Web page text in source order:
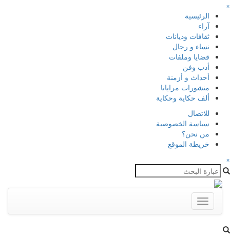
×
الرئيسية
آراء
ثقافات وديانات
نساء و رجال
قضايا وملفات
أدب وفن
أحداث و أزمنة
منشورات مرايانا
ألف حكاية وحكاية
للاتصال
سياسة الخصوصية
من نحن؟
خريطة الموقع
×
Toggle
navigation